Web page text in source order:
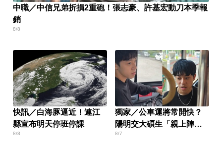
中職／中信兄弟折損2重砲！張志豪、許基宏動刀本季報
銷
8/8
快訊／白海豚逼近！連江
縣宣布明天停班停課
8/8
獨家／公車運將常開快？
陽明交大碩生「親上陣」
找原因
8/7